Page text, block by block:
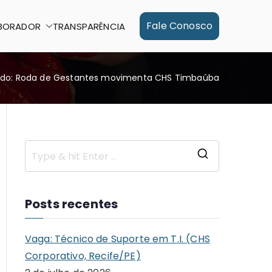
TRANSPARÊNCIA Fale Conosco
Roda de Gestantes movimenta CHS Timbaúba
Posts recentes
Vaga: Técnico de Suporte em T.I. (CHS
Corporativo, Recife/PE)